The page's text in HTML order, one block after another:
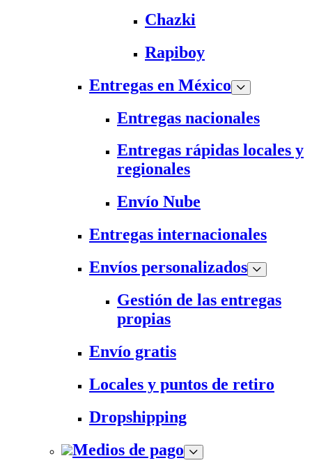
Chazki
Rapiboy
Entregas en México
Entregas nacionales
Entregas rápidas locales y
regionales
Envío Nube
Entregas internacionales
Envíos personalizados
Gestión de las entregas
propias
Envío gratis
Locales y puntos de retiro
Dropshipping
Medios de pago